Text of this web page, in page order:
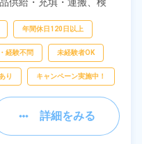
年間休日120日以上
経験不問 未経験者OK
り キャンペーン実施中！
詳細をみる